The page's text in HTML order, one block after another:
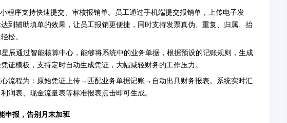
小程序支持快速提交、审核报销单。员工通过手机端提交报销单，上传电子发
到辅助填单的效果，让员工报销更便捷，同时支持发票真伪、重复、归属、抬
松。
星辰通过智能核算中心，能够将系统中的业务单据，根据预设的记账规则，生成
证模板，支持定时自动生成凭证，大幅减轻财务的工作压力。
心流程为：原始凭证上传→匹配业务单据记账→自动出具财务报表。系统实时汇
润表、现金流量表等标准报表点击即可生成。
申报，告别月末加班